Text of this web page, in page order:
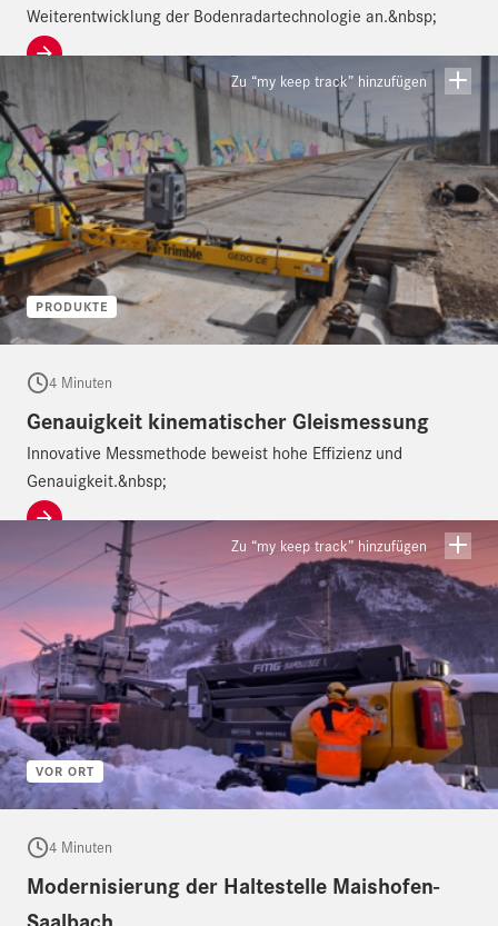
Weiterentwicklung der Bodenradartechnologie an.&nbsp;
PRODUKTE
Zu “my keep track” hinzufügen
4 Minuten
Genauigkeit kinematischer Gleismessung
Innovative Messmethode beweist hohe Effizienz und
Genauigkeit.&nbsp;
VOR ORT
Zu “my keep track” hinzufügen
4 Minuten
Modernisierung der Haltestelle Maishofen-